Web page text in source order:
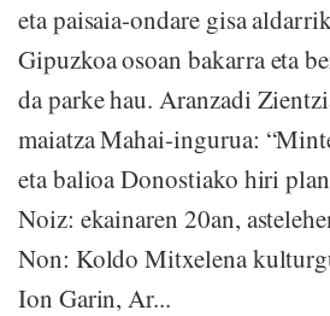
eta paisaia-ondare gisa
Gipuzkoa osoan bakarra eta
da parke hau. Aranzadi
maiatza Mahai-ingurua:
eta balioa Donostiako hiri
Noiz: ekainaren 20an,
Non: Koldo Mitxelena
Ion Garin, Ar...